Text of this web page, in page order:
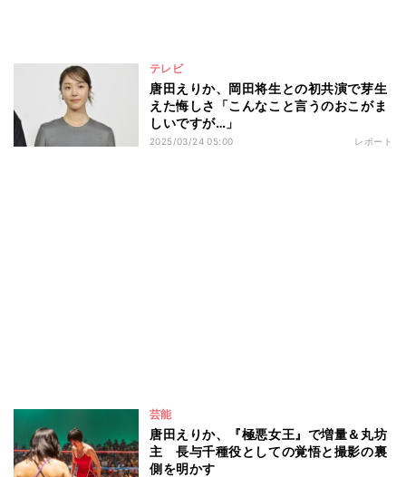
テレビ
唐田えりか、岡田将生との初共演で芽生
えた悔しさ「こんなこと言うのおこがま
しいですが…」
2025/03/24 05:00 レポート
芸能
唐田えりか、『極悪女王』で増量＆丸坊
主 長与千種役としての覚悟と撮影の裏
側を明かす